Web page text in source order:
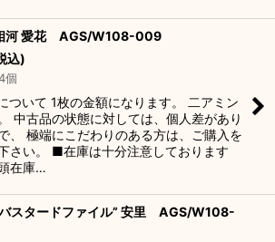
相河 愛花 AGS/W108-009
込)
個
ついて 1枚の金額になります。 二アミン
中古品の状態に対しては、個人差があり
、 極端にこだわりのある方は、ご購入を
さい。 ■在庫は十分注意しております
在庫…
バスタードファイル” 安里 AGS/W108-